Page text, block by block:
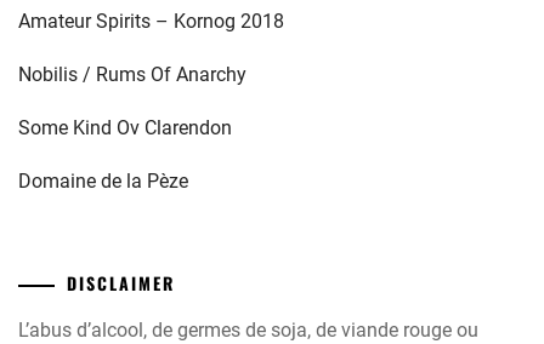
Amateur Spirits – Kornog 2018
Nobilis / Rums Of Anarchy
Some Kind Ov Clarendon
Domaine de la Pèze
DISCLAIMER
L’abus d’alcool, de germes de soja, de viande rouge ou